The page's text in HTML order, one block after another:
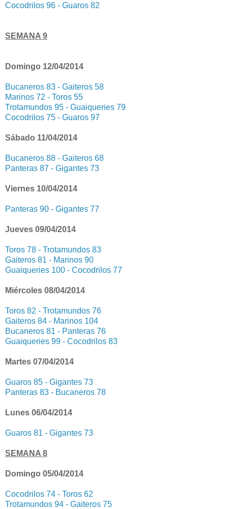
Cocodrilos 96 - Guaros 82
SEMANA 9
Domingo 12/04/2014
Bucaneros 83 - Gaiteros 58
Marinos 72 - Toros 55
Trotamundos 95 - Guaiqueries 79
Cocodrilos 75 - Guaros 97
Sábado 11/04/2014
Bucaneros 88 - Gaiteros 68
Panteras 87 - Gigantes 73
Viernes 10/04/2014
Panteras 90 - Gigantes 77
Jueves 09/04/2014
Toros 78 - Trotamundos 83
Gaiteros 81 - Marinos 90
Guaiqueries 100 - Cocodrilos 77
Miércoles 08/04/2014
Toros 82 - Trotamundos 76
Gaiteros 84 - Marinos 104
Bucaneros 81 - Panteras 76
Guaiqueries 99 - Cocodrilos 83
Martes 07/04/2014
Guaros 85 - Gigantes 73
Panteras 83 - Bucaneros 78
Lunes 06/04/2014
Guaros 81 - Gigantes 73
SEMANA 8
Domingo 05/04/2014
Cocodrilos 74 - Toros 62
Trotamundos 94 - Gaiteros 75